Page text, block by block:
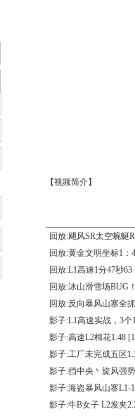
【视频简介】
回放:飓风SR太空蜿蜒
回放:黄金文明坐标1：
回放:L1高速1分47秒63
回放:冰山滑雪场BUG
回放:反向暴风山寨全
影子:L1高速实战，3个
影子:高速L2棉花1.48
影子:工厂未完成五区
影子:挡中央丶旋风强
影子:海盗暴风山寨L1-
影子:牛B女子 L2发夹